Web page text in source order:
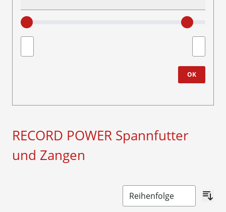
OK
RECORD POWER Spannfutter
und Zangen